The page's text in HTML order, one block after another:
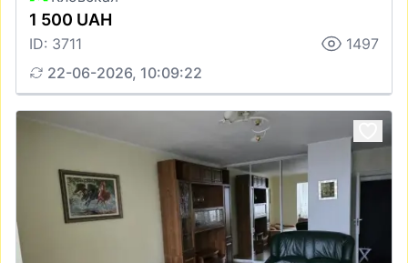
1 500 UAH
ID: 3711
1497
22-06-2026, 10:09:22